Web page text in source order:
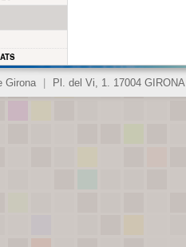
Girona Pl. del Vi, 1. 17004 GIRONA